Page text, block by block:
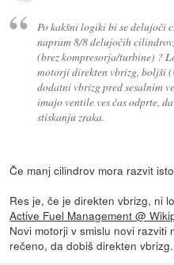
Po kakšni logiki bi se
napram 8/8 delujočih
(brez kompresorja/turbine) ?
motorji direkten vbrizg, boljši
dodatni vbrizg pred sesalnim
imajo ventile ves čas odprte,
stiskanju zraka.
Če manj cilindrov mora razvit
Res je, če je direkten vbrizg, ni
Active Fuel Management @
Novi motorji v smislu novi
rečeno, da dobiš direkten vbrizg.